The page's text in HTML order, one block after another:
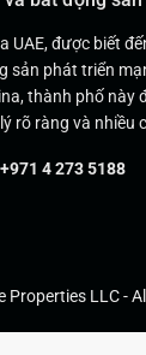
UAE, được biết
sản phát triển
thành phố
rõ ràng và nhiều
4 273 5188
LLC -